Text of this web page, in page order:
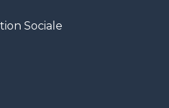
Sociale